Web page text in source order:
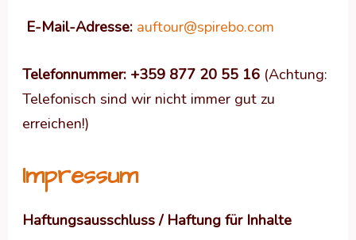
E-Mail-Adresse: auftour@spirebo.com
Telefonnummer: +359 877 20 55 16 (Achtung:
Telefonisch sind wir nicht immer gut zu
erreichen!)
Impressum
Haftungsausschluss / Haftung für Inhalte